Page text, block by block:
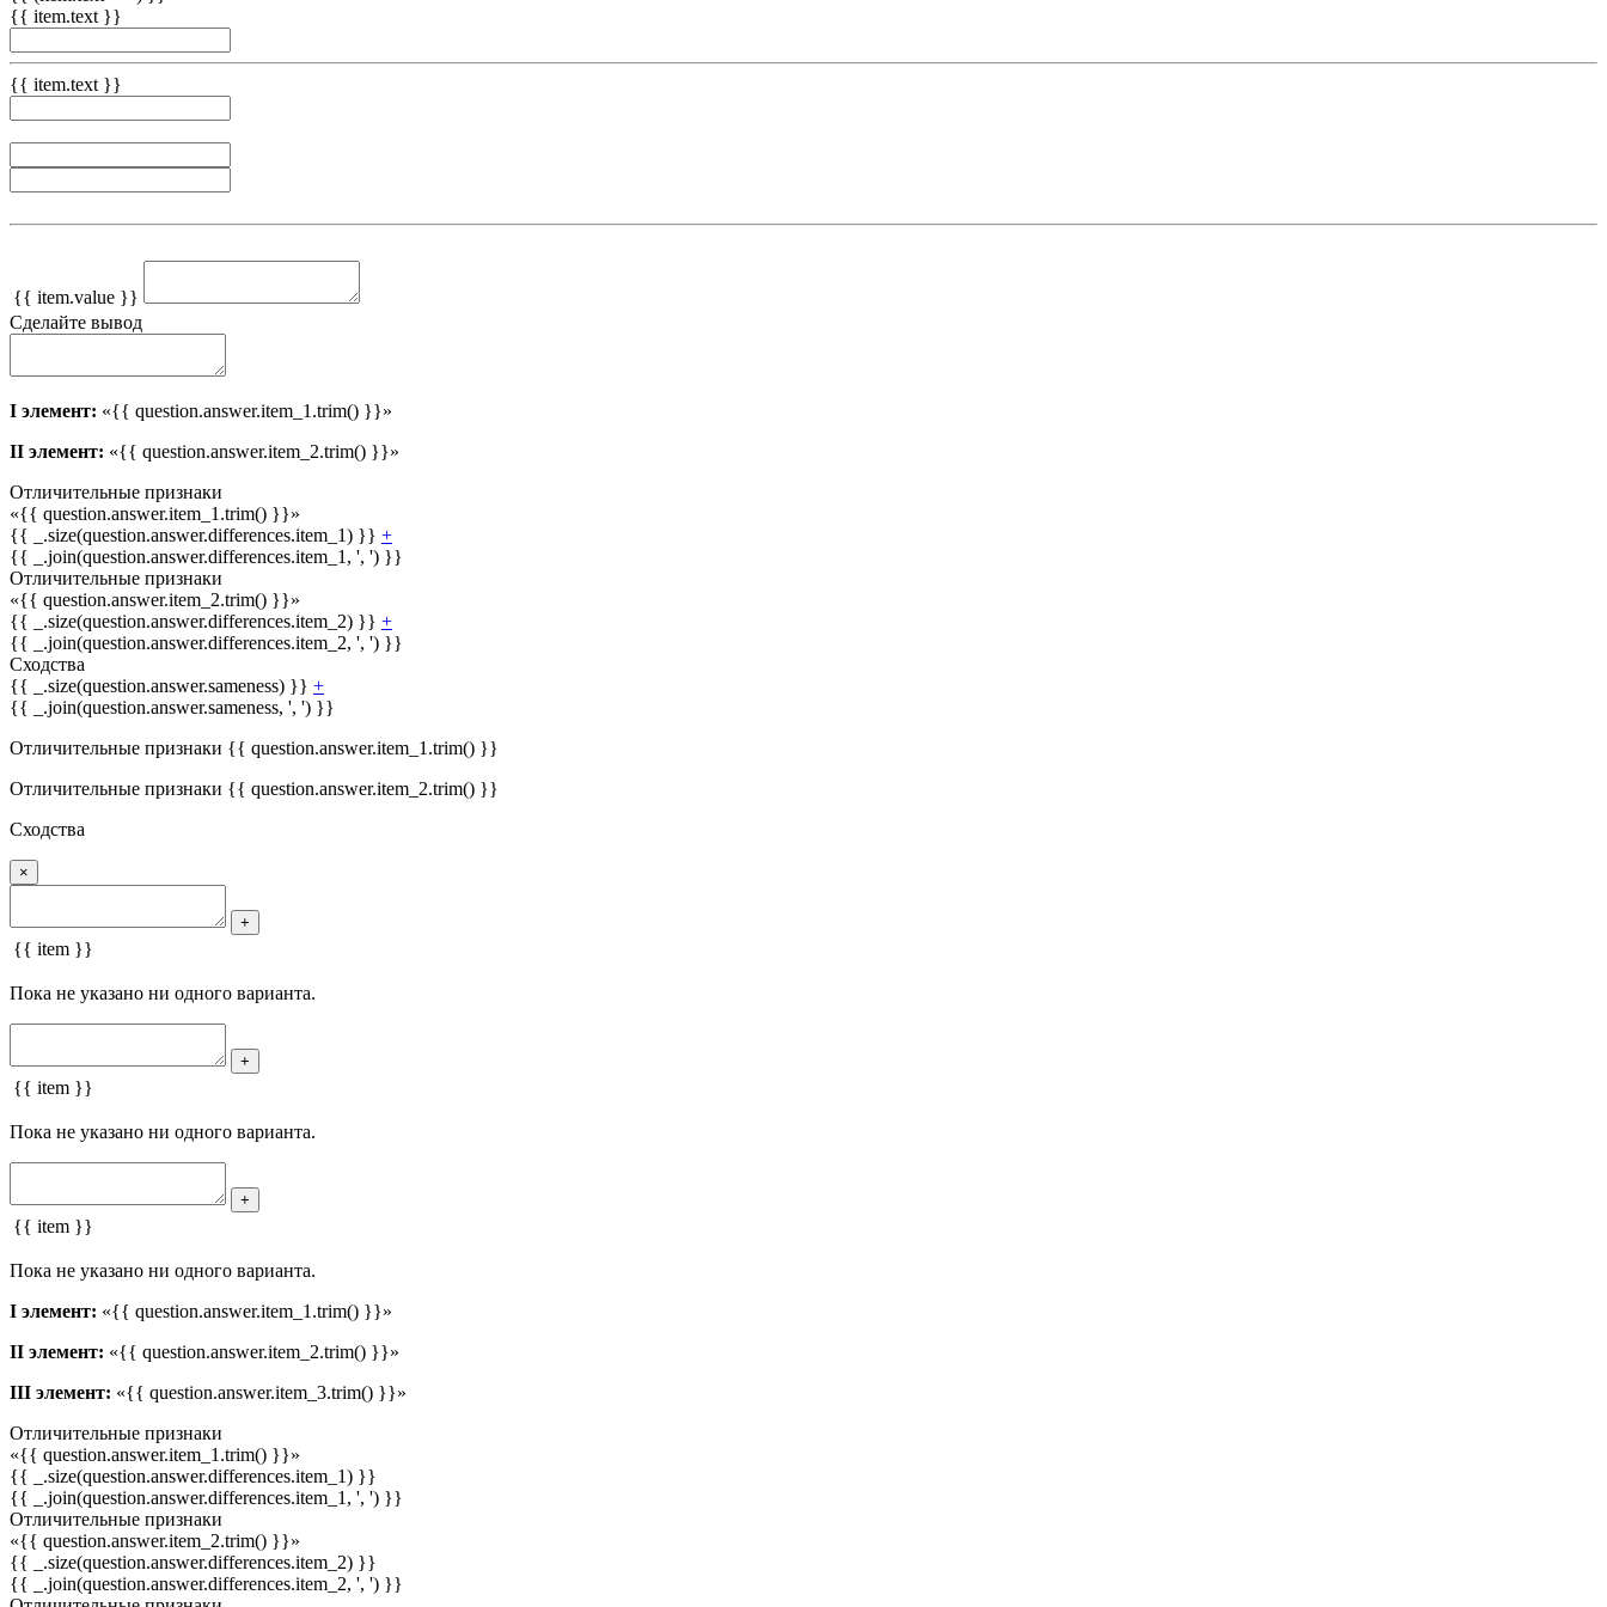
{{ item.text }}
{{ item.text }}
{{ item.value }}
Сделайте вывод
I элемент: «{{ question.answer.item_1.trim() }}»
II элемент: «{{ question.answer.item_2.trim() }}»
Отличительные признаки
«{{ question.answer.item_1.trim() }}»
{{ _.size(question.answer.differences.item_1) }} +
{{ _.join(question.answer.differences.item_1, ', ') }}
Отличительные признаки
«{{ question.answer.item_2.trim() }}»
{{ _.size(question.answer.differences.item_2) }} +
{{ _.join(question.answer.differences.item_2, ', ') }}
Сходства
{{ _.size(question.answer.sameness) }} +
{{ _.join(question.answer.sameness, ', ') }}
Отличительные признаки {{ question.answer.item_1.trim() }}
Отличительные признаки {{ question.answer.item_2.trim() }}
Сходства
×
+
{{ item }}
Пока не указано ни одного варианта.
+
{{ item }}
Пока не указано ни одного варианта.
+
{{ item }}
Пока не указано ни одного варианта.
I элемент: «{{ question.answer.item_1.trim() }}»
II элемент: «{{ question.answer.item_2.trim() }}»
III элемент: «{{ question.answer.item_3.trim() }}»
Отличительные признаки
«{{ question.answer.item_1.trim() }}»
{{ _.size(question.answer.differences.item_1) }}
{{ _.join(question.answer.differences.item_1, ', ') }}
Отличительные признаки
«{{ question.answer.item_2.trim() }}»
{{ _.size(question.answer.differences.item_2) }}
{{ _.join(question.answer.differences.item_2, ', ') }}